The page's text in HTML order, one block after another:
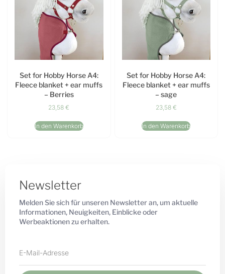
Set for Hobby Horse A4:
Fleece blanket + ear muffs
– Berries
23,58€
In den Warenkorb
Set for Hobby Horse A4:
Fleece blanket + ear muffs
– sage
23,58 €
In den Warenkorb
Newsletter
Melden Sie sich für unseren Newsletter an, um aktuelle
Informationen, Neuigkeiten, Einblicke oder
Werbeaktionen zu erhalten.